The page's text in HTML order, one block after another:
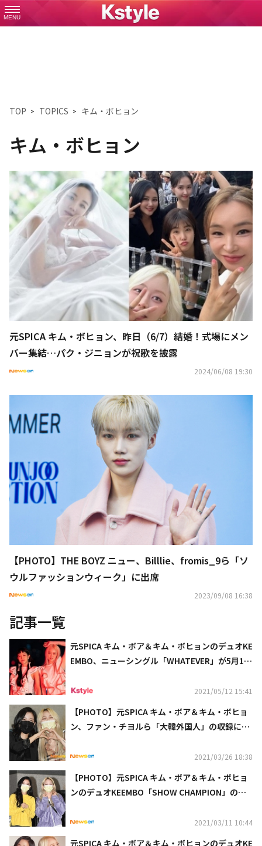
MENU
TOP TOPICS キム・ボヒョン
キム・ボヒョン
元SPICA キム・ボヒョン、昨日（6/7）結婚！式場にメン
バー集結…パク・ジニョンが祝歌を披露
2024/06/08 19:30
【PHOTO】THE BOYZ ニュー、Billlie、fromis_9ら「ソ
ウルファッションウィーク」に出席
2023/09/08 16:38
記事一覧
元SPICA キム・ボア＆キム・ボヒョンのデュオKE
EMBO、ニューシングル「WHATEVER」が5月13
2021/05/12 15:41
【PHOTO】元SPICA キム・ボア＆キム・ボヒョ
ン、ファン・チヨルら「大韓外国人」の収録に参
2021/03/26 18:38
【PHOTO】元SPICA キム・ボア＆キム・ボヒョ
ンのデュオKEEMBO「SHOW CHAMPION」の収
2021/03/11 10:44
元SPICA キム・ボア＆キム・ボヒョンのデュオKE